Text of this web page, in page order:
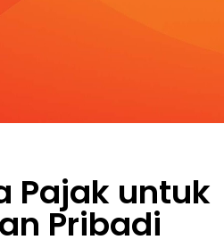
Pajak untuk
Pribadi